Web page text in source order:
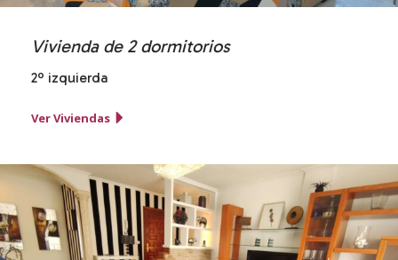
Vivienda de 2 dormitorios
2º izquierda
Ver Viviendas